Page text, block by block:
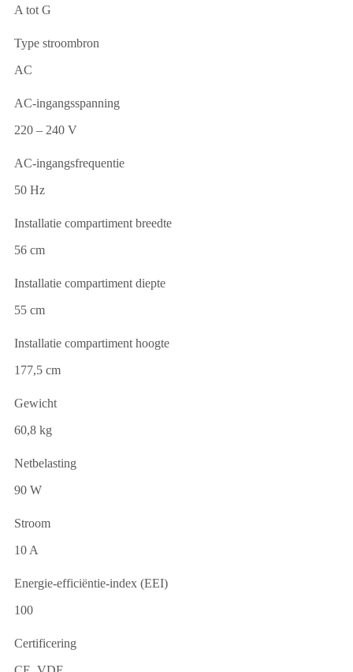
A tot G
Type stroombron
AC
AC-ingangsspanning
220 – 240 V
AC-ingangsfrequentie
50 Hz
Installatie compartiment breedte
56 cm
Installatie compartiment diepte
55 cm
Installatie compartiment hoogte
177,5 cm
Gewicht
60,8 kg
Netbelasting
90 W
Stroom
10 A
Energie-efficiëntie-index (EEI)
100
Certificering